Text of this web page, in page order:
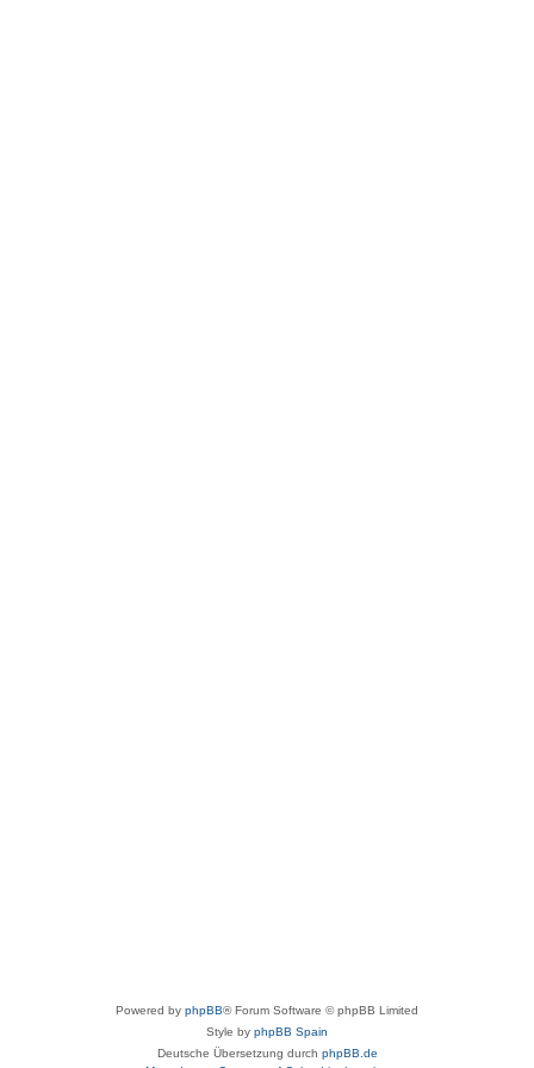
Powered by phpBB® Forum Software © phpBB Limited
Style by phpBB Spain
Deutsche Übersetzung durch phpBB.de